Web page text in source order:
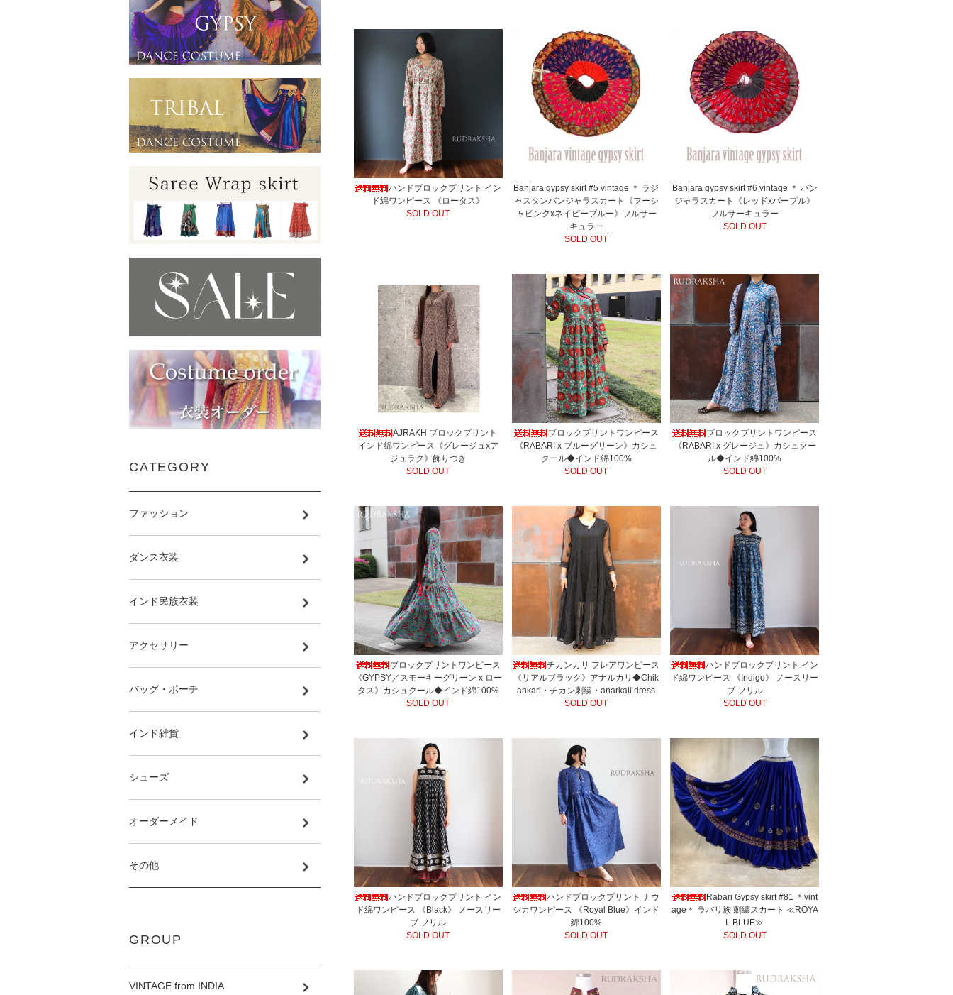
ハンドブロックプリント イン
ド綿ワンピース 《ロータス》
SOLD OUT
Banjara gypsy skirt #5 vintage ＊ ラジ
ャスタンバンジャラスカート《フーシ
ャピンクxネイビーブルー》フルサー
キュラー
SOLD OUT
Banjara gypsy skirt #6 vintage ＊ バン
ジャラスカート《レッドxパープル》
フルサーキュラー
SOLD OUT
AJRAKH ブロックプリント
インド綿ワンピース《グレージュxア
ジュラク》飾りつき
SOLD OUT
ブロックプリントワンピース
《RABARI x ブルーグリーン》カシュ
クール◆インド綿100%
SOLD OUT
ブロックプリントワンピース
《RABARI x グレージュ》カシュクー
ル◆インド綿100%
SOLD OUT
ブロックプリントワンピース
《GYPSY／スモーキーグリーン x ロー
タス》カシュクール◆インド綿100%
SOLD OUT
チカンカリ フレアワンピース
《リアルブラック》アナルカリ◆Chik
ankari・チカン刺繍・anarkali dress
SOLD OUT
ハンドブロックプリント イン
ド綿ワンピース 《Indigo》 ノースリー
ブ フリル
SOLD OUT
ハンドブロックプリント イン
ド綿ワンピース 《Black》 ノースリー
ブ フリル
SOLD OUT
ハンドブロックプリント ナウ
シカワンピース 《Royal Blue》インド
綿100%
SOLD OUT
Rabari Gypsy skirt #81 ＊vint
age＊ ラバリ族 刺繍スカート ≪ROYA
L BLUE≫
SOLD OUT
CATEGORY
ファッション
ダンス衣装
インド民族衣装
アクセサリー
バッグ・ポーチ
インド雑貨
シューズ
オーダーメイド
その他
GROUP
VINTAGE from INDIA